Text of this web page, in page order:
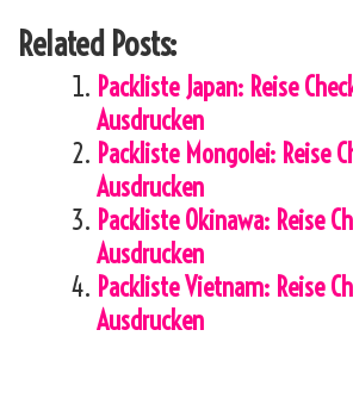
Related Posts:
Packliste Japan: Reise
Ausdrucken
Packliste Mongolei: Reise
Ausdrucken
Packliste Okinawa: Reise
Ausdrucken
Packliste Vietnam: Reise
Ausdrucken